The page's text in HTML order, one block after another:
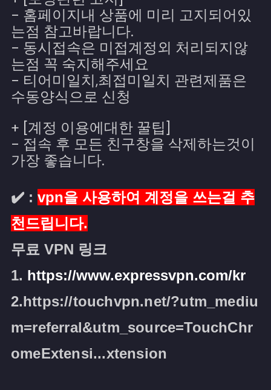
- 홈페이지내 상품에 미리 고지되어있
는점 참고바랍니다.
- 동시접속은 미접계정외 처리되지않
는점 꼭 숙지해주세요
- 티어미일치,최접미일치 관련제품은
수동양식으로 신청
+ [계정 이용에대한 꿀팁]
- 접속 후 모든 친구창을 삭제하는것이
가장 좋습니다.
✔️ : vpn을 사용하여 계정을 쓰는걸 추
천드립니다.
무료 VPN 링크
1. https://www.expressvpn.com/kr
2.https://touchvpn.net/?utm_mediu
m=referral&utm_source=TouchChr
omeExtensi...xtension